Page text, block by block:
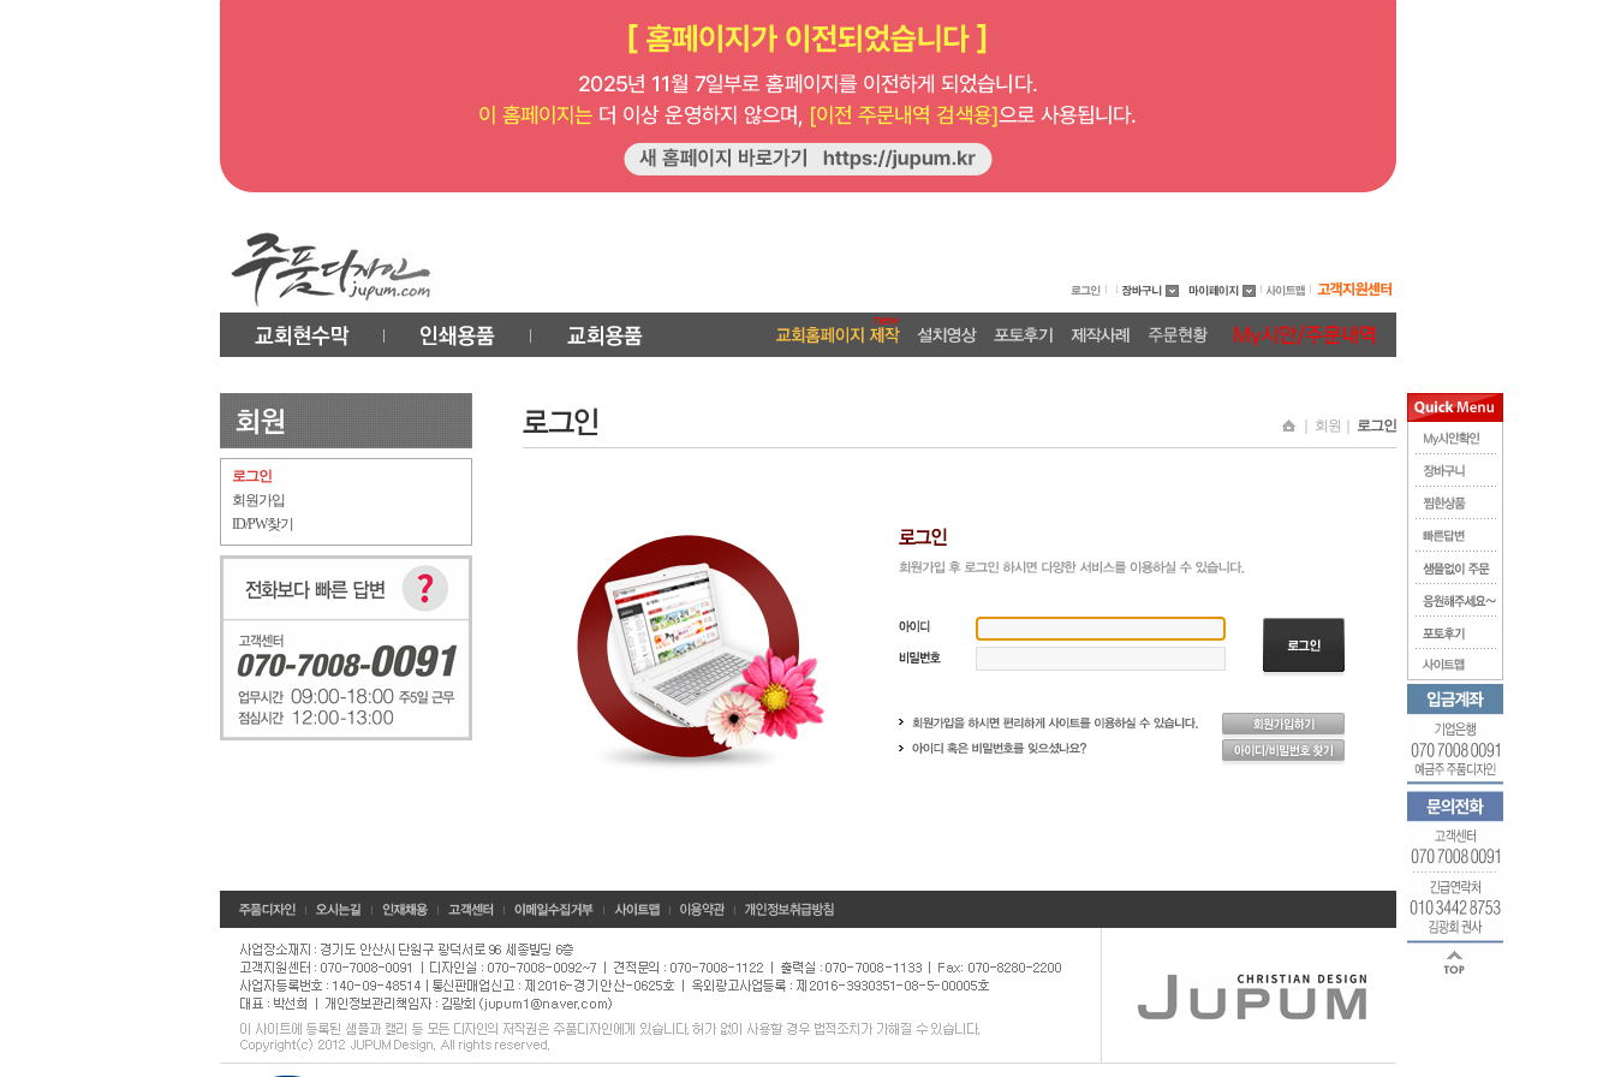
로그인
회원가입
ID/PW찾기
｜ 회원｜ 로그인